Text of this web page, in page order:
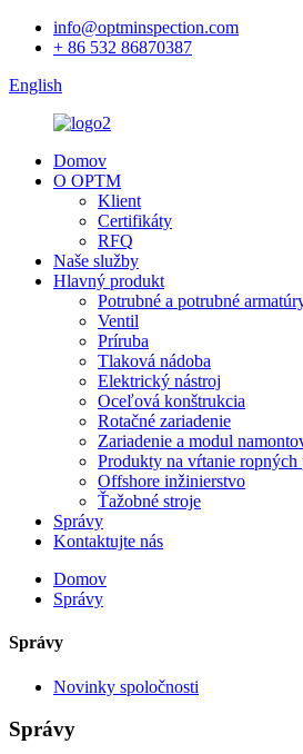
info@optminspection.com
+ 86 532 86870387
English
Domov
O OPTM
Klient
Certifikáty
RFQ
Naše služby
Hlavný produkt
Potrubné a potrubné
Ventil
Príruba
Tlaková nádoba
Elektrický nástroj
Oceľová konštrukcia
Rotačné zariadenie
Zariadenie a modul
Produkty na vŕtanie ropných
Offshore inžinierstvo
Ťažobné stroje
Správy
Kontaktujte nás
Domov
Správy
Správy
Novinky spoločnosti
Správy